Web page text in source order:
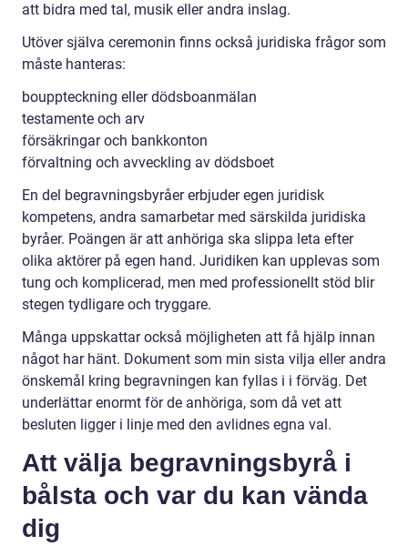
att bidra med tal, musik eller andra inslag.
Utöver själva ceremonin finns också juridiska frågor som
måste hanteras:
bouppteckning eller dödsboanmälan
testamente och arv
försäkringar och bankkonton
förvaltning och avveckling av dödsboet
En del begravningsbyråer erbjuder egen juridisk
kompetens, andra samarbetar med särskilda juridiska
byråer. Poängen är att anhöriga ska slippa leta efter
olika aktörer på egen hand. Juridiken kan upplevas som
tung och komplicerad, men med professionellt stöd blir
stegen tydligare och tryggare.
Många uppskattar också möjligheten att få hjälp innan
något har hänt. Dokument som min sista vilja eller andra
önskemål kring begravningen kan fyllas i i förväg. Det
underlättar enormt för de anhöriga, som då vet att
besluten ligger i linje med den avlidnes egna val.
Att välja begravningsbyrå i
bålsta och var du kan vända
dig